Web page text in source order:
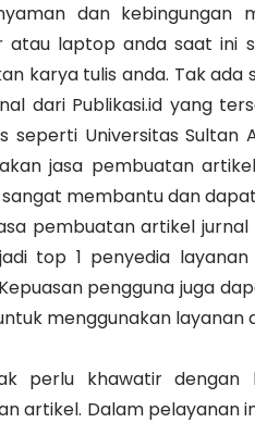
dan kebingungan
atau laptop anda saat ini
karya tulis anda. Tak
dari Publikasi.id yang
seperti Universitas
jasa pembuatan
membantu dan
pembuatan artikel
top 1 penyedia
pengguna juga
menggunakan layanan
perlu khawatir dengan
artikel. Dalam pelayanan